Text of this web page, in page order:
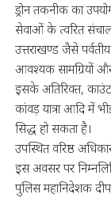
ड्रोन तकनीक का
सेवाओं के त्वरित
उत्तराखण्ड जैसे
आवश्यक सामग्रियों और
इसके अतिरिक्त,
कांवड़ यात्रा आदि में
सिद्ध हो सकता है।
उपस्थित वरिष्ठ
इस अवसर पर
पुलिस महानिदेशक